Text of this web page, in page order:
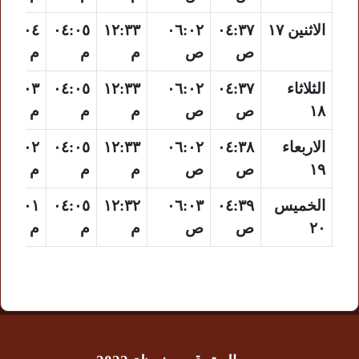
الاثنين ١٧
٠٤:٣٧
ص
٠٦:٠٢
ص
١٢:٣٣
م
٠٤:٠٥
م
٠٧:٠٤
م
الثلاثاء
١٨
٠٤:٣٧
ص
٠٦:٠٢
ص
١٢:٣٣
م
٠٤:٠٥
م
٠٧:٠٣
م
الاربعاء
١٩
٠٤:٣٨
ص
٠٦:٠٢
ص
١٢:٣٣
م
٠٤:٠٥
م
٠٧:٠٢
م
الخميس
٢٠
٠٤:٣٩
ص
٠٦:٠٣
ص
١٢:٣٢
م
٠٤:٠٥
م
٠٧:٠١
م